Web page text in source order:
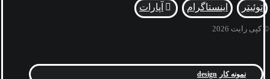
توئیتر اینستاگرام آپارات
© کپی رایت 2026
نمونه کار design